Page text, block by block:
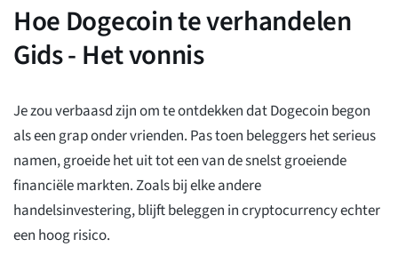
Hoe Dogecoin te verhandelen
Gids - Het vonnis
Je zou verbaasd zijn om te ontdekken dat Dogecoin begon
als een grap onder vrienden. Pas toen beleggers het serieus
namen, groeide het uit tot een van de snelst groeiende
financiële markten. Zoals bij elke andere
handelsinvestering, blijft beleggen in cryptocurrency echter
een hoog risico.